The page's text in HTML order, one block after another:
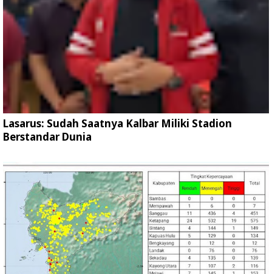
Lasarus: Sudah Saatnya Kalbar Miliki Stadion
Berstandar Dunia